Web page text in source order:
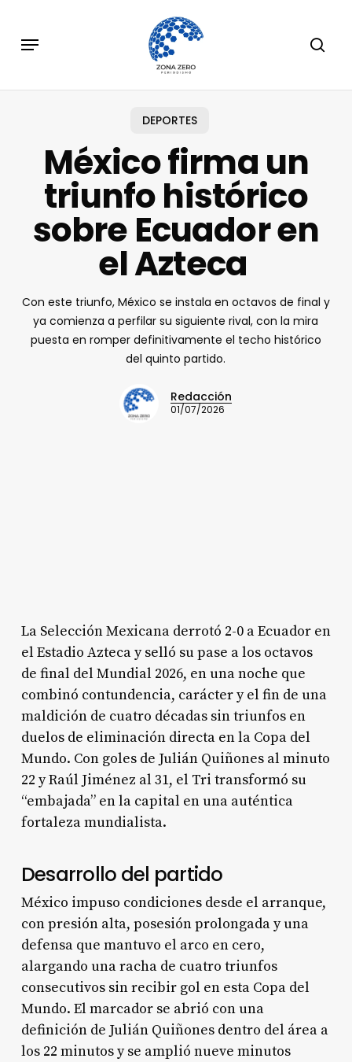
main
Menu
DEPORTES
México firma un
triunfo histórico
sobre Ecuador en
el Azteca
Con este triunfo, México se instala en octavos de final y
ya comienza a perfilar su siguiente rival, con la mira
puesta en romper definitivamente el techo histórico
del quinto partido.
Redacción
01/07/2026
La Selección Mexicana derrotó 2-0 a Ecuador en
el Estadio Azteca y selló su pase a los octavos
de final del Mundial 2026, en una noche que
combinó contundencia, carácter y el fin de una
maldición de cuatro décadas sin triunfos en
duelos de eliminación directa en la Copa del
Mundo. Con goles de Julián Quiñones al minuto
22 y Raúl Jiménez al 31, el Tri transformó su
“embajada” en la capital en una auténtica
fortaleza mundialista.
Desarrollo del partido
México impuso condiciones desde el arranque,
con presión alta, posesión prolongada y una
defensa que mantuvo el arco en cero,
alargando una racha de cuatro triunfos
consecutivos sin recibir gol en esta Copa del
Mundo. El marcador se abrió con una
definición de Julián Quiñones dentro del área a
los 22 minutos y se amplió nueve minutos